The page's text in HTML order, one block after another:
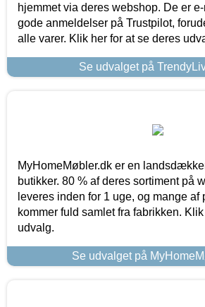
hjemmet via deres webshop. De er
gode anmeldelser på Trustpilot,
alle varer. Klik her for at se deres
Se udvalget på
MyHomeMøbler.dk er en
butikker. 80 % af deres sortiment på
leveres inden for 1 uge, og mange af
kommer fuld samlet fra fabrikken.
udvalg.
Se udvalget på